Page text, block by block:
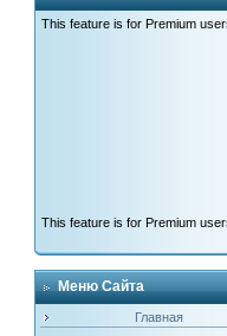
This feature is for Premium
This feature is for Premium
Меню Сайта
Главная